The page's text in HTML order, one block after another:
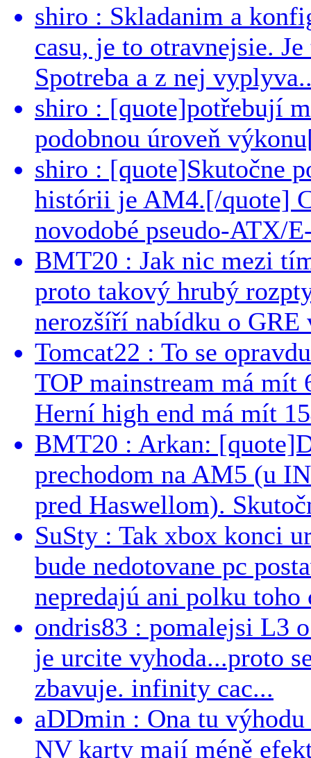
shiro : Skladanim a
casu, je to otravnejsie.
Spotreba a z nej
shiro : [quote]potřebují
podobnou úroveň
shiro : [quote]Skutočne
histórii je AM4.[/quote]
novodobé pseudo-ATX/
BMT20 : Jak nic mezi
proto takový hrubý
nerozšíří nabídku o GRE
Tomcat22 : To se
TOP mainstream má
Herní high end má mít
BMT20 : Arkan:
prechodom na AM5 (u
pred Haswellom).
SuSty : Tak xbox konci
bude nedotovane pc
nepredajú ani polku toho
ondris83 : pomalejsi L3
je urcite vyhoda...proto
zbavuje. infinity cac...
aDDmin : Ona tu
NV karty mají méně